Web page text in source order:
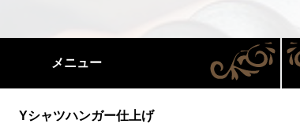
メニュー
Yシャツハンガー仕上げ